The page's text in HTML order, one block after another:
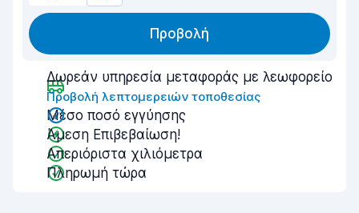
Προβολή
Δωρεάν υπηρεσία μεταφοράς με λεωφορείο
Προβολή λεπτομερειών τοποθεσίας
Μέσο ποσό εγγύησης
Άμεση Επιβεβαίωση!
Απεριόριστα χιλιόμετρα
Πληρωμή τώρα